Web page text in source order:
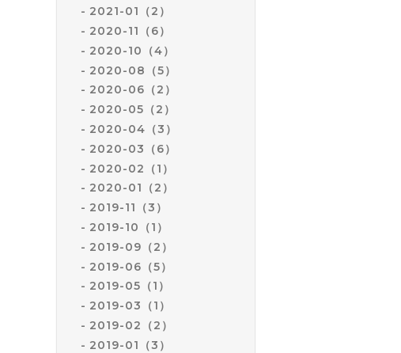
2021-01（2）
2020-11（6）
2020-10（4）
2020-08（5）
2020-06（2）
2020-05（2）
2020-04（3）
2020-03（6）
2020-02（1）
2020-01（2）
2019-11（3）
2019-10（1）
2019-09（2）
2019-06（5）
2019-05（1）
2019-03（1）
2019-02（2）
2019-01（3）